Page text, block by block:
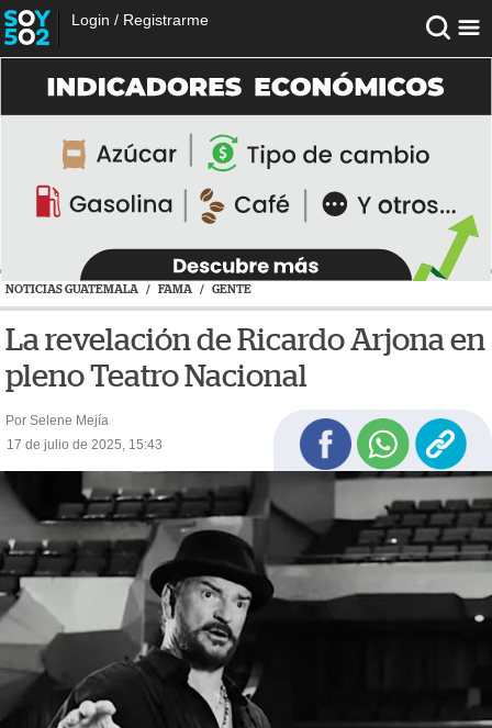
Login / Registrarme
NOTICIAS GUATEMALA / FAMA / GENTE
La revelación de Ricardo Arjona en
pleno Teatro Nacional
Por Selene Mejía
17 de julio de 2025, 15:43